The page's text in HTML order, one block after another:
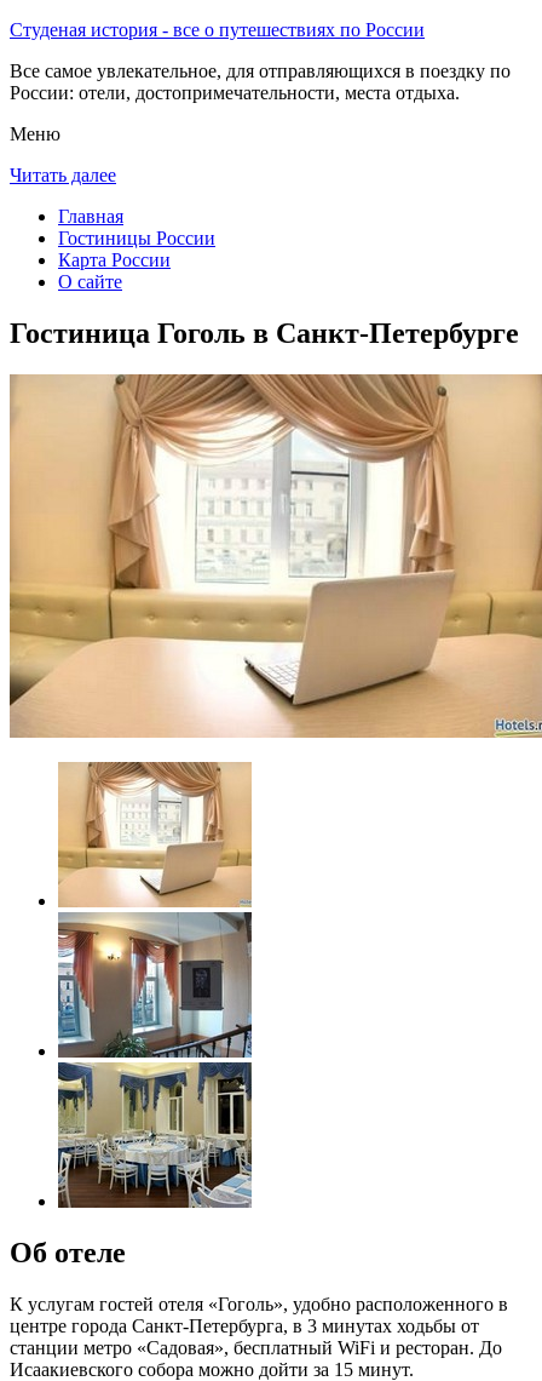
Студеная история - все о путешествиях по России
Все самое увлекательное, для отправляющихся в поездку по
России: отели, достопримечательности, места отдыха.
Меню
Читать далее
Главная
Гостиницы России
Карта России
О сайте
Гостиница Гоголь в Санкт-Петербурге
Об отеле
К услугам гостей отеля «Гоголь», удобно расположенного в
центре города Санкт-Петербурга, в 3 минутах ходьбы от
станции метро «Садовая», бесплатный WiFi и ресторан. До
Исаакиевского собора можно дойти за 15 минут.